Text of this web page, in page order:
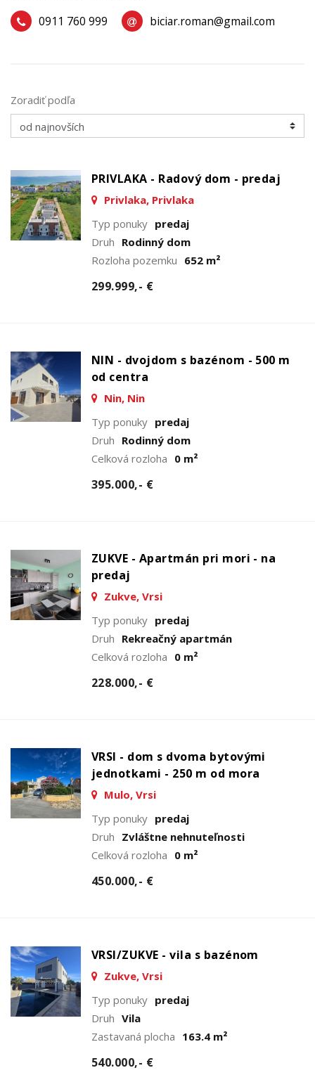
0911 760 999 biciar.roman@gmail.com
Zoradiť podľa
PRIVLAKA - Radový dom - predaj
Privlaka, Privlaka
Typ ponuky predaj
Druh Rodinný dom
Rozloha pozemku 652 m²
299.999,- €
NIN - dvojdom s bazénom - 500 m
od centra
Nin, Nin
Typ ponuky predaj
Druh Rodinný dom
Celková rozloha 0 m²
395.000,- €
ZUKVE - Apartmán pri mori - na
predaj
Zukve, Vrsi
Typ ponuky predaj
Druh Rekreačný apartmán
Celková rozloha 0 m²
228.000,- €
VRSI - dom s dvoma bytovými
jednotkami - 250 m od mora
Mulo, Vrsi
Typ ponuky predaj
Druh Zvláštne nehnuteľnosti
Celková rozloha 0 m²
450.000,- €
VRSI/ZUKVE - vila s bazénom
Zukve, Vrsi
Typ ponuky predaj
Druh Vila
Zastavaná plocha 163.4 m²
540.000,- €